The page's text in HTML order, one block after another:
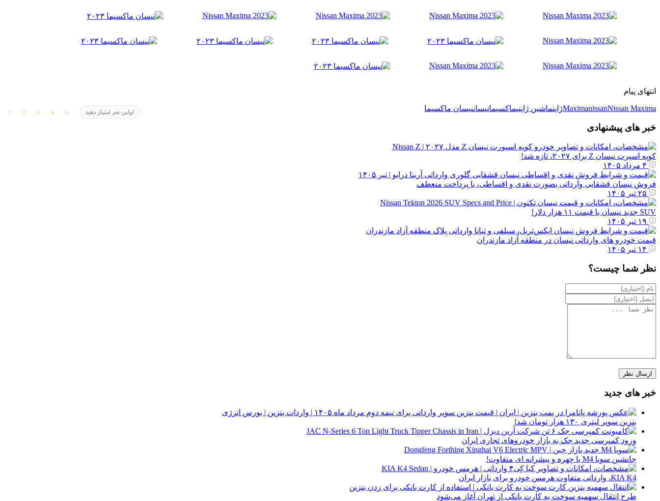
انتهای پیام
اولین نفر امتیاز دهید MaximanissanNissan Maxima ژاپنماشین ژاپنیماکسیمانیساننیسان ماکسیما
خبر های پیشنهادی
کوپه اسپرت نیسان Z برای ۲۰۲۷، تازه شد!
فروش نیسان قشقایی وارداتی بصورت نقدی و اقساطی، با پرداخت منعطف
SUV جدید نیسان با قیمت ۱۱ هزار دلار!
قیمت خودرو های وارداتی نیسان در منطقه آزاد مازندران
نظر شما چیست؟
خبر های جدید
بنزین سوپر لیتری ۱۳۰ هزار تومان شد!
ورود کمپرسی جدید جک به بازار خودروهای تجاری ایران
جانشین سوبا M4 با چهره و پیشرانه ای متفاوت!
KIA K4، وارداتی متفاوت هرمس خودرو برای بازار ایران
طرح انتقال سهمیه سوخت به کارت بانکی از تهران آغاز می‌شود